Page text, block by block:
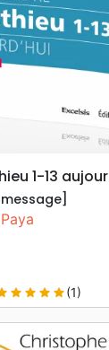
1-13
star star star star(1)